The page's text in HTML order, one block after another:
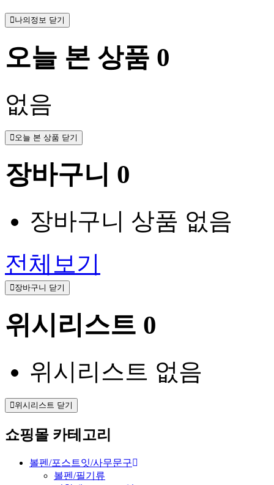
나의정보 닫기
오늘 본 상품 0
없음
오늘 본 상품 닫기
장바구니 0
장바구니 상품 없음
전체보기
장바구니 닫기
위시리스트 0
위시리스트 없음
위시리스트 닫기
쇼핑몰 카테고리
볼펜/포스트잇/사무문구
볼펜/필기류